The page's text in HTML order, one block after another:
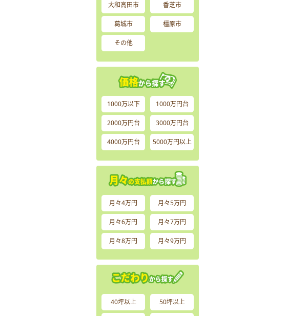
大和高田市 香芝市
葛城市 橿原市
その他
1000万以下 1000万円台
2000万円台 3000万円台
4000万円台 5000万円以上
月々4万円 月々5万円
月々6万円 月々7万円
月々8万円 月々9万円
40坪以上 50坪以上